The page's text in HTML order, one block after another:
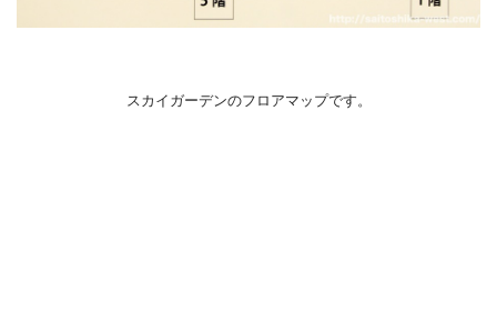
スカイガーデンのフロアマップです。